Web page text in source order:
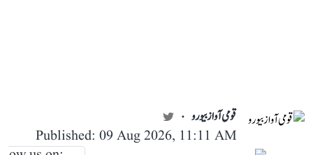
قومی آواز بیورو
Published: 09 Aug 2026, 11:11 AM